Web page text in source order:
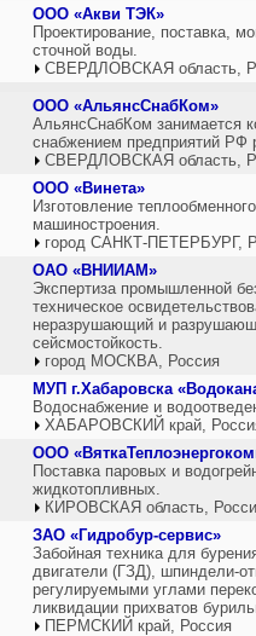
ООО «Акви ТЭК»
Проектирование, поставка,
сточной воды.
СВЕРДЛОВСКАЯ область,
ООО «АльянсСнабКом»
АльянсСнабКом занимается
снабжением предприятий РФ
СВЕРДЛОВСКАЯ область,
ООО «Винета»
Изготовление
машиностроения.
город САНКТ-ПЕТЕРБУРГ,
OAO «ВНИИАМ»
Экспертиза промышленной
техническое
неразрушающий и
сейсмостойкость.
город МОСКВА, Россия
МУП г.Хабаровска
Водоснабжение и
ХАБАРОВСКИЙ край,
ООО
Поставка паровых и
жидкотопливных.
КИРОВСКАЯ область,
ЗАО «Гидробур-сервис»
Забойная техника для
двигатели (ГЗД), шпиндели-
регулируемыми углами
ликвидации прихватов
ПЕРМСКИЙ край, Россия